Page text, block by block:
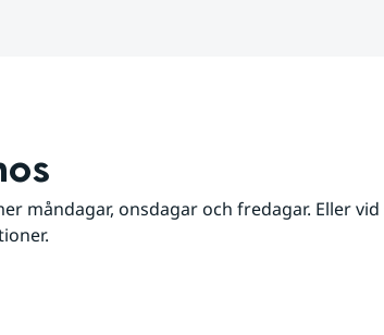
måndagar, onsdagar och fredagar. Eller